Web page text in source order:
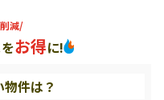
減/
をお得に!
件は？